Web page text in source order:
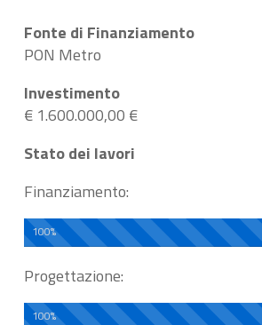
Fonte di Finanziamento
PON Metro
Investimento
€ 1.600.000,00 €
Stato dei lavori
Finanziamento:
100%
Progettazione:
100%